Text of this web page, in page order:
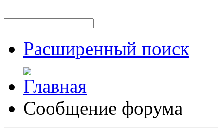
Расширенный поиск
Сообщение форума